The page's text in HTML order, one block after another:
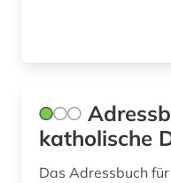
druckwerk (1)
dunhuang (1)
katholische
Das Adressbuch